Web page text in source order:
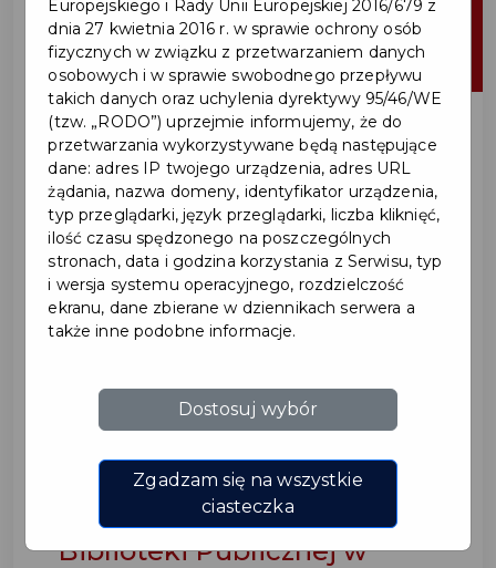
20
Czasowe zamknięcie
głównego wejścia do
Powiatowej i Miejskiej
Biblioteki Publicznej w
Europejskiego i Rady Unii Europejskiej 2016/679 z
dnia 27 kwietnia 2016 r. w sprawie ochrony osób
fizycznych w związku z przetwarzaniem danych
osobowych i w sprawie swobodnego przepływu
takich danych oraz uchylenia dyrektywy 95/46/WE
(tzw. „RODO”) uprzejmie informujemy, że do
przetwarzania wykorzystywane będą następujące
dane: adres IP twojego urządzenia, adres URL
żądania, nazwa domeny, identyfikator urządzenia,
typ przeglądarki, język przeglądarki, liczba kliknięć,
ilość czasu spędzonego na poszczególnych
stronach, data i godzina korzystania z Serwisu, typ
i wersja systemu operacyjnego, rozdzielczość
ekranu, dane zbierane w dziennikach serwera a
także inne podobne informacje.
Dostosuj wybór
Zgadzam się na wszystkie
ciasteczka